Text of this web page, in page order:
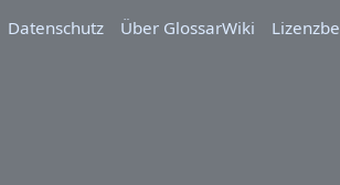
Datenschutz
Über GlossarWiki